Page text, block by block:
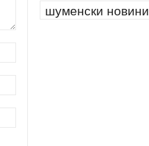
шуменски новини